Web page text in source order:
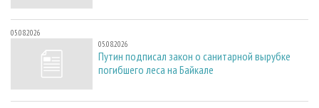
05.08.2026
05.08.2026
Путин подписал закон о санитарной вырубке
погибшего леса на Байкале